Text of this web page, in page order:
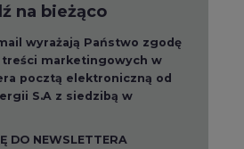
na bieżąco
wyrażają Państwo zgodę
marketingowych w
pocztą elektroniczną od
S.A z siedzibą w
DO NEWSLETTERA